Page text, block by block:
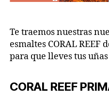
Te traemos nuestras
esmaltes CORAL
para que lleves tus
CORAL REEF